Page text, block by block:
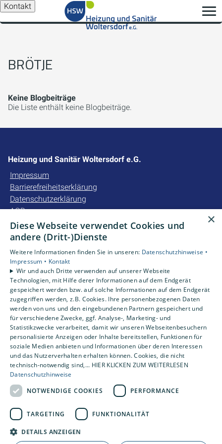
Kontakt
BRÖTJE
Keine Blogbeiträge
Die Liste enthält keine Blogbeiträge.
Heizung und Sanitär Woltersdorf e.G.
Impressum
Barrierefreiheitserklärung
Datenschutzerklärung
AGB
Unsere Bereiche
Gewerbekunden
Karriere
Unternehmen
Kontakt
×
Diese Webseite verwendet Cookies und
andere (Dritt-)Dienste
Weitere Informationen finden Sie in unseren: Datenschutzhinweise •
Impressum • Kontakt
Wir und auch Dritte verwenden auf unserer Webseite
Technologien, mit Hilfe derer Informationen auf dem Endgerät
gespeichert werden bzw. auf solche Informationen auf dem Endgerät
zugegriffen werden, z.B. Cookies. Ihre personenbezogenen Daten
werden von uns und den eingebundenen Partnern gespeichert und
für verschiedene Zwecke, ggf. Analyse-, Marketing- und
Statistikzwecke verarbeitet, damit wir unseren Webseitenbesuchern
personalisierte Anzeigen oder Inhalte bereitstellen, Funktionen für
soziale Medien anbieten und Informationen über deren Interessen
und das Nutzerverhalten erhalten können. Cookies, die nicht
technisch-notwendig sind,... HIER KLICKEN ZUM WEITERLESEN
Datenschutzhinweise
NOTWENDIGE COOKIES
PERFORMANCE
TARGETING FUNKTIONALITÄT
DETAILS ANZEIGEN